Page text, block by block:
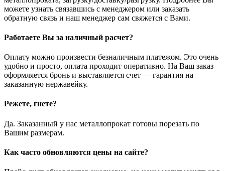
можете узнать связавшись с менеджером или заказать
обратную связь и наш менеджер сам свяжется с Вами.
Работаете Вы за наличный расчет?
Оплату можно произвести безналичным платежом. Это очень
удобно и просто, оплата проходит оперативно. На Ваш заказ
оформляется бронь и выставляется счет — гарантия на
заказанную нержавейку.
Режете, гнете?
Да. Заказанный у нас металлопрокат готовы порезать по
Вашим размерам.
Как часто обновляются цены на сайте?